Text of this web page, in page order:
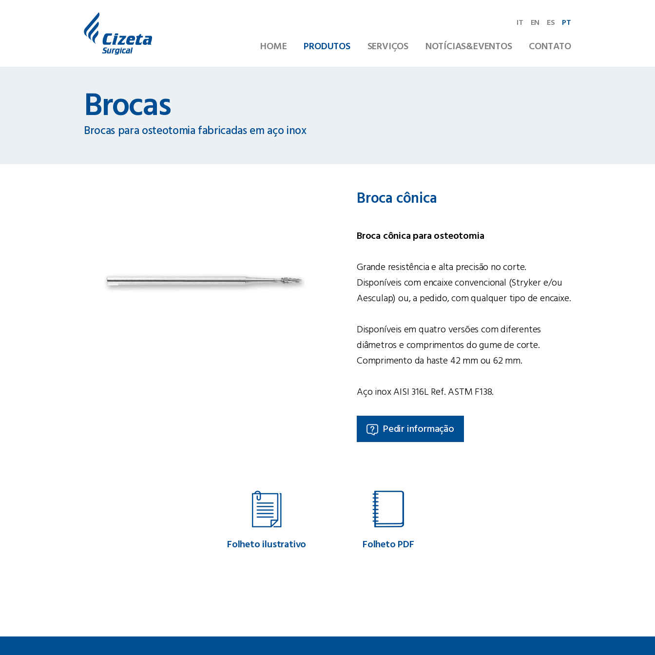
IT EN ES PT
HOME PRODUTOS SERVIÇOS NOTÍCIAS&EVENTOS CONTATO
Brocas
Brocas para osteotomia fabricadas em aço inox
Broca cônica
Broca cônica para osteotomia
Grande resistência e alta precisão no corte.
Disponíveis com encaixe convencional (Stryker e/ou
Aesculap) ou, a pedido, com qualquer tipo de encaixe.
Disponíveis em quatro versões com diferentes
diâmetros e comprimentos do gume de corte.
Comprimento da haste 42 mm ou 62 mm.
Aço inox AISI 316L Ref. ASTM F138.
Pedir informação
Folheto ilustrativo Folheto PDF